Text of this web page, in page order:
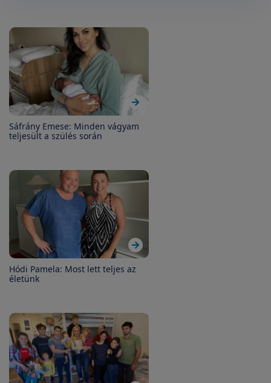
Sáfrány Emese: Minden vágyam
teljesült a szülés során
Hódi Pamela: Most lett teljes az
életünk